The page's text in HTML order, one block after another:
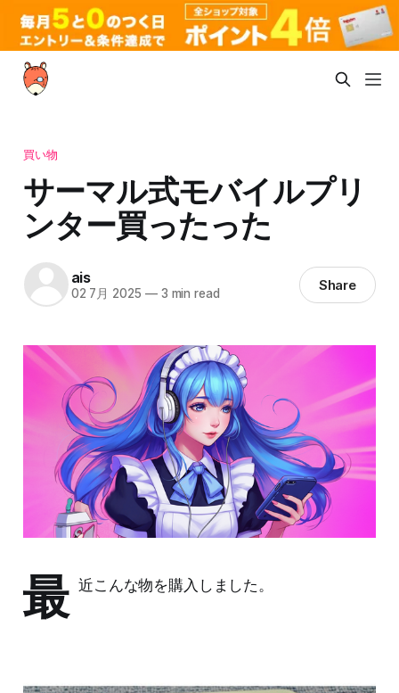
買い物
サーマル式モバイルプリ
ンター買ったった
ais
02 7月 2025 —3 min read Share
最 近こんな物を購入しました。